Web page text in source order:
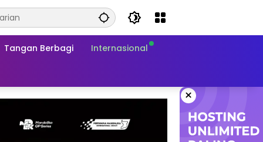
Tangan Berbagi Internasional
×